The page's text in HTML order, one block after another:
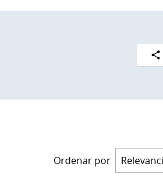
Ordenar por